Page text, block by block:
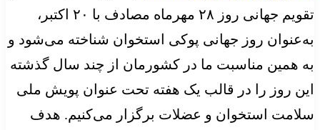
تقویم جهانی روز ۲۸ مهرماه مصادف با ۲۰ اکتبر،
به‌عنوان روز جهانی پوکی استخوان شناخته می‌شود و
به همین مناسبت ما در کشورمان از چند سال گذشته
این روز را در قالب یک هفته تحت عنوان پویش ملی
سلامت استخوان و عضلات برگزار می‌کنیم. هدف